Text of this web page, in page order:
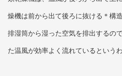
燥機は前から出て後ろに抜ける＊構
排湿筒から湿った空気を排出するの
た温風が効率よく流れているというわ